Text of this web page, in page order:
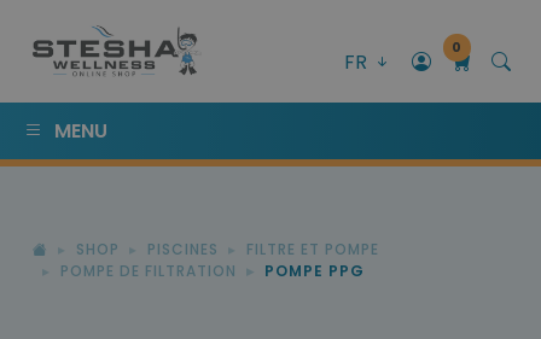
FR
0
MENU
SHOP PISCINES
FILTRE ET POMPE
POMPE DE FILTRATION
POMPE PPG